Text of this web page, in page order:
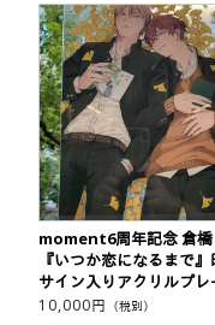
moment6周年記念 倉橋
『いつか恋になるまで
サイン入りアクリルプレ
10,000円 （税別）